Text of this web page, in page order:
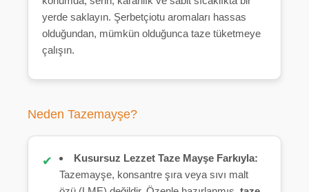
yerde saklayın. Şerbetçiotu aromaları hassas
olduğundan, mümkün olduğunca taze tüketmeye
çalışın.
Neden Tazemayşe?
Kusursuz Lezzet Taze Mayşe Farkıyla:
Tazemayşe, konsantre şıra veya sıvı malt